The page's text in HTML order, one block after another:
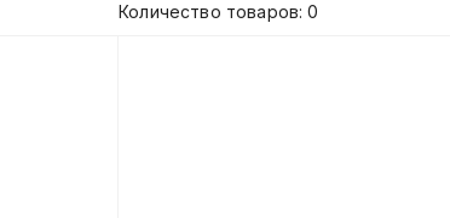
Количество товаров: 0